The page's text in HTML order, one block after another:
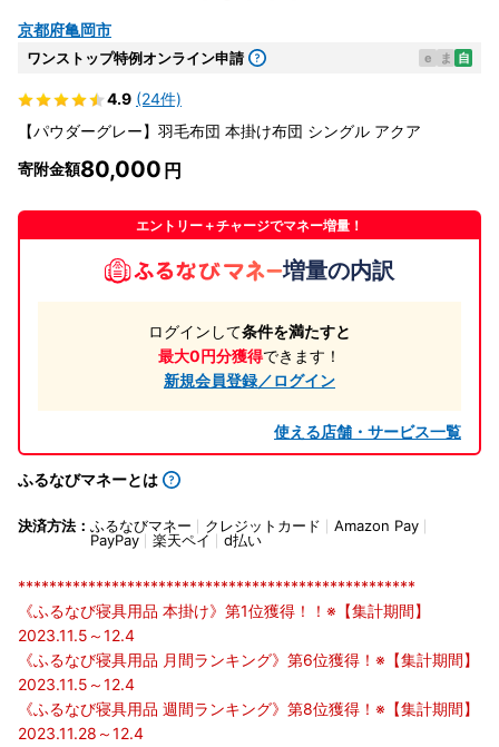
京都府亀岡市
ワンストップ特例オンライン申請 e ま 自
4.9 (24件)
【パウダーグレー】羽毛布団 本掛け布団 シングル アクア
寄附金額80,000
エントリー＋チャージでマネー増量！
増量の内訳
ログインして条件を満たすと
最大0円分獲得できます！
新規会員登録／ログイン
使える店舗・サービス一覧
ふるなびマネーとは
決済方法： ふるなびマネー クレジットカード
Amazon Pay
PayPay
楽天ペイ d払い
***************************************************
《ふるなび寝具用品 本掛け》第1位獲得！！※【集計期間】
2023.11.5～12.4
《ふるなび寝具用品 月間ランキング》第6位獲得！※【集計期間】
2023.11.5～12.4
《ふるなび寝具用品 週間ランキング》第8位獲得！※【集計期間】
2023.11.28～12.4